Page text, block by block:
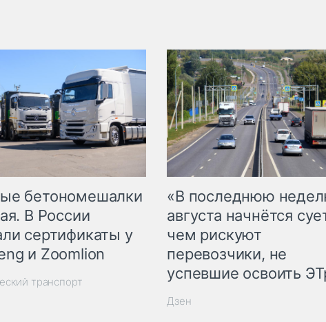
бетономешалки
В России
сертификаты у
и Zoomlion
транспорт
«В последнюю
августа начнётся
чем рискуют
перевозчики, не
успевшие освоить
Дзен